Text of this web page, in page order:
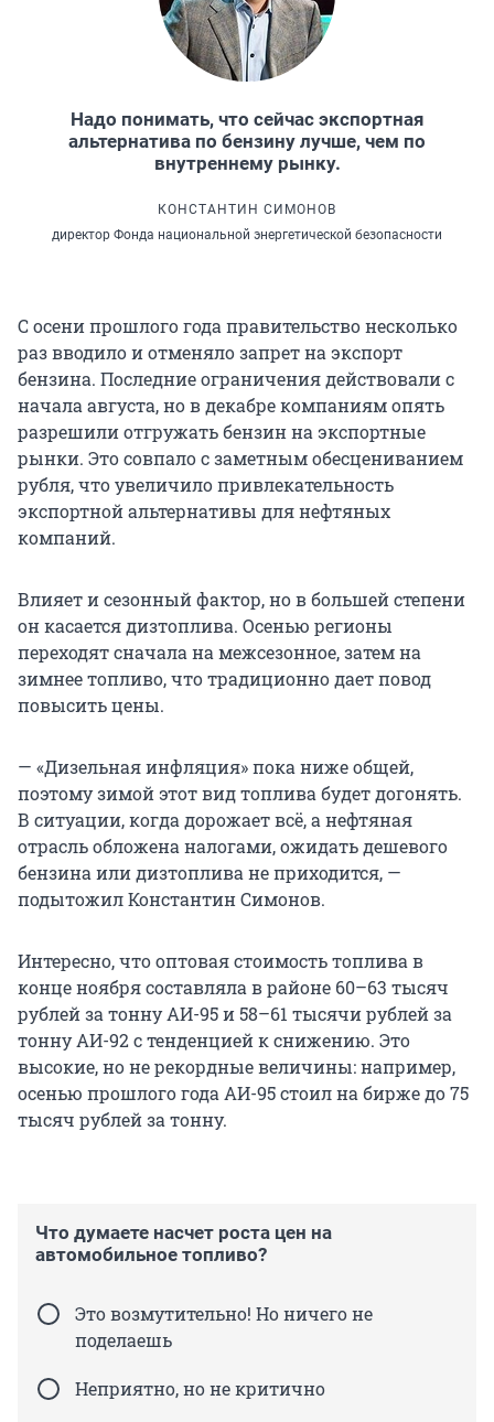
Надо понимать, что сейчас экспортная
альтернатива по бензину лучше, чем по
внутреннему рынку.
КОНСТАНТИН СИМОНОВ
директор Фонда национальной энергетической безопасности
С осени прошлого года правительство несколько
раз вводило и отменяло запрет на экспорт
бензина. Последние ограничения действовали с
начала августа, но в декабре компаниям опять
разрешили отгружать бензин на экспортные
рынки. Это совпало с заметным обесцениванием
рубля, что увеличило привлекательность
экспортной альтернативы для нефтяных
компаний.
Влияет и сезонный фактор, но в большей степени
он касается дизтоплива. Осенью регионы
переходят сначала на межсезонное, затем на
зимнее топливо, что традиционно дает повод
повысить цены.
— «Дизельная инфляция» пока ниже общей,
поэтому зимой этот вид топлива будет догонять.
В ситуации, когда дорожает всё, а нефтяная
отрасль обложена налогами, ожидать дешевого
бензина или дизтоплива не приходится, —
подытожил Константин Симонов.
Интересно, что оптовая стоимость топлива в
конце ноября составляла в районе 60–63 тысяч
рублей за тонну АИ-95 и 58–61 тысячи рублей за
тонну АИ-92 с тенденцией к снижению. Это
высокие, но не рекордные величины: например,
осенью прошлого года АИ-95 стоил на бирже до 75
тысяч рублей за тонну.
Что думаете насчет роста цен на
автомобильное топливо?
Это возмутительно! Но ничего не
поделаешь
Неприятно, но не критично